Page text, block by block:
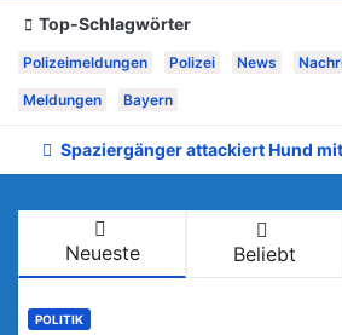
Top-Schlagwörter
Polizeimeldungen Polizei News
Meldungen Bayern
Spaziergänger attackiert Hund
Neueste Beliebt
POLITIK